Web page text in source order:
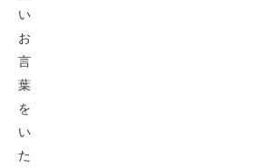
い
お
言
葉
を
い
た